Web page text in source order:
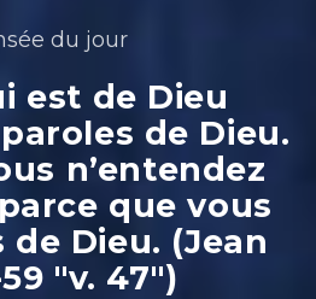
du jour
est de Dieu
de Dieu.
n’entendez
que vous
de Dieu. (Jean
"v. 47")